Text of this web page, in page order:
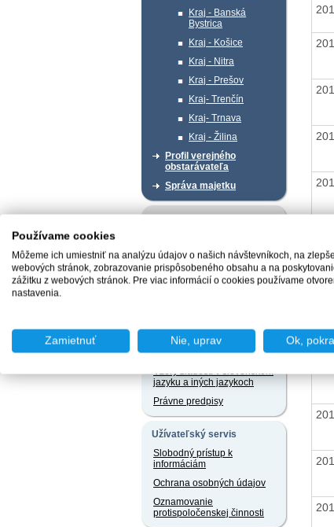
Kraj - Banská
Bystrica
Kraj - Košice
Kraj - Nitra
Kraj - Prešov
Kraj- Trenčín
Kraj- Trnava
Kraj - Žilina
Profil verejného
obstarávateľa
Správa majetku
Užitočné dokumenty
Vzory žiadostí v slovenskom
jazyku a iných jazykoch
Právne predpisy
Užívateľský servis
Slobodný prístup k
informáciám
Ochrana osobných údajov
Oznamovanie
protispoločenskej činnosti
Používame cookies
Môžeme ich umiestniť na analýzu údajov o našich návštevníkoch, na
webových stránok, zobrazovanie prispôsobeného obsahu a na
zážitku z webových stránok. Pre viac informácií o cookies používame
nastavenia.
Zamietnuť Nie, uprav Ok,